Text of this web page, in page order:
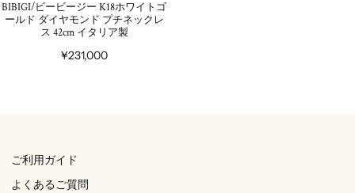
BIBIGI/ビービージー K18ホワイトゴ
ールド ダイヤモンド プチネックレ
ス 42cm イタリア製
¥231,000
ご利用ガイド
よくあるご質問